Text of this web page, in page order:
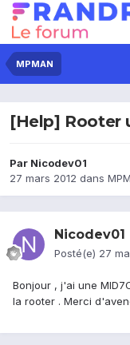
MPMAN
[Help] Rooter
Par Nicodev01
27 mars 2012 dans
Nicodev01
Posté(e) 27
Bonjour , j'ai une
la rooter . Merci